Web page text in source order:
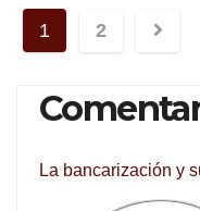
Navegación
entradas
1 2
La bancarización y